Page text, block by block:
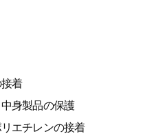
着
身製品の保護
エチレンの接着